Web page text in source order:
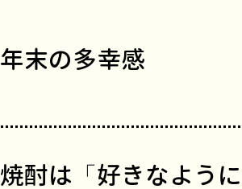
年末の多幸感
焼酎は「好きなよう